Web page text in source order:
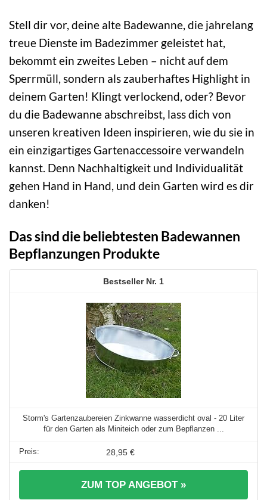
Stell dir vor, deine alte Badewanne, die jahrelang
treue Dienste im Badezimmer geleistet hat,
bekommt ein zweites Leben – nicht auf dem
Sperrmüll, sondern als zauberhaftes Highlight in
deinem Garten! Klingt verlockend, oder? Bevor
du die Badewanne abschreibst, lass dich von
unseren kreativen Ideen inspirieren, wie du sie in
ein einzigartiges Gartenaccessoire verwandeln
kannst. Denn Nachhaltigkeit und Individualität
gehen Hand in Hand, und dein Garten wird es dir
danken!
Das sind die beliebtesten Badewannen
Bepflanzungen Produkte
1
Storm's Gartenzaubereien Zinkwanne wasserdicht oval - 20 Liter
für den Garten als Miniteich oder zum Bepflanzen ...
28,95 €
ZUM TOP ANGEBOT »